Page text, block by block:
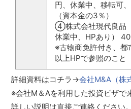
円、休業中、移転可
（資本金の3％）
④株式会社現代良品
休業中、HPあり）
※古物商免許付き、都
以上HPで参照のこと
詳細資料はコチラ→会社M&A（株
※会社M＆Aを利用した投資ビザで
詳しい説明は直接ご連絡ください